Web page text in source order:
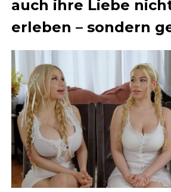
auch ihre Liebe
erleben – sondern